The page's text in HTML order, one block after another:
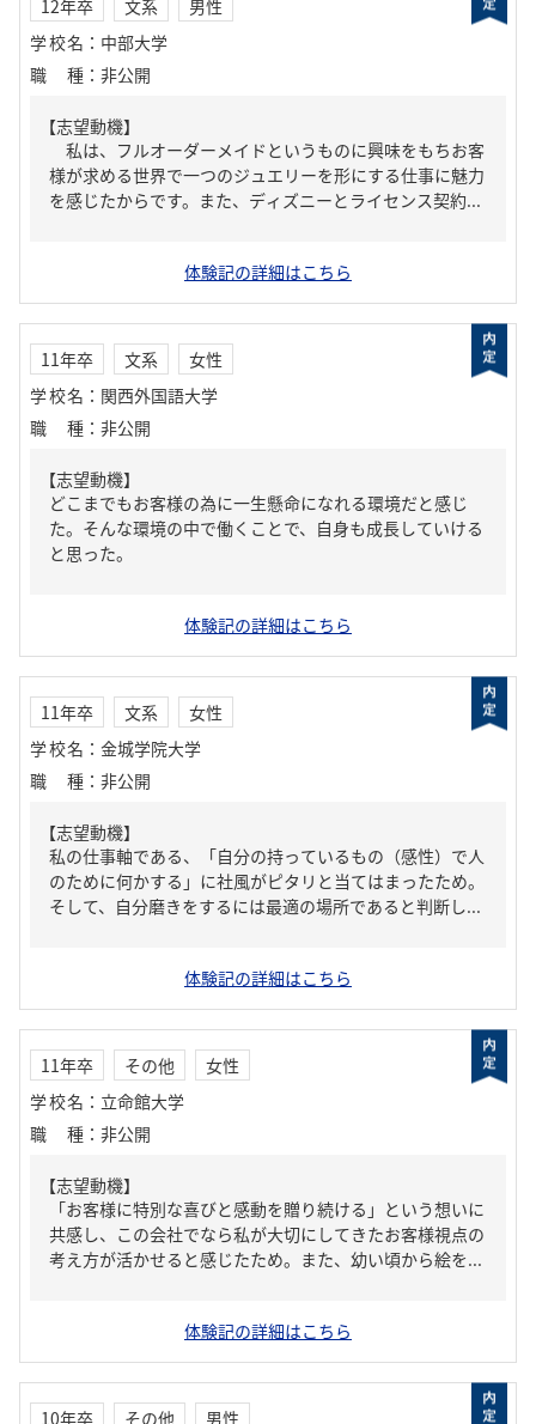
12年卒 文系
男性
学校名 ： 中部大学
職種 ： 非公開
【志望動機】
私は、フルオーダーメイドというものに興味をもちお客
様が求める世界で一つのジュエリーを形にする仕事に魅力
を感じたからです。また、ディズニーとライセンス契約...
体験記の詳細はこちら
11年卒 文系
女性
学校名 ： 関西外国語大学
職種 ： 非公開
【志望動機】
どこまでもお客様の為に一生懸命になれる環境だと感じ
た。そんな環境の中で働くことで、自身も成長していける
と思った。
体験記の詳細はこちら
11年卒 文系
女性
学校名 ： 金城学院大学
職種 ： 非公開
【志望動機】
私の仕事軸である、「自分の持っているもの（感性）で人
のために何かする」に社風がピタリと当てはまったため。
そして、自分磨きをするには最適の場所であると判断し...
体験記の詳細はこちら
11年卒 その他
女性
学校名 ： 立命館大学
職種 ： 非公開
【志望動機】
「お客様に特別な喜びと感動を贈り続ける」という想いに
共感し、この会社でなら私が大切にしてきたお客様視点の
考え方が活かせると感じたため。また、幼い頃から絵を...
体験記の詳細はこちら
10年卒 その他 男性